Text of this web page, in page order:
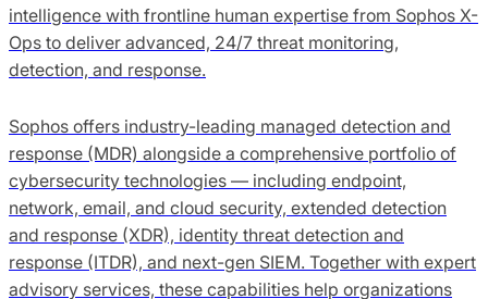
intelligence with frontline human expertise from Sophos X-
Ops to deliver advanced, 24/7 threat monitoring,
detection, and response.
Sophos offers industry-leading managed detection and
response (MDR) alongside a comprehensive portfolio of
cybersecurity technologies — including endpoint,
network, email, and cloud security, extended detection
and response (XDR), identity threat detection and
response (ITDR), and next-gen SIEM. Together with expert
advisory services, these capabilities help organizations